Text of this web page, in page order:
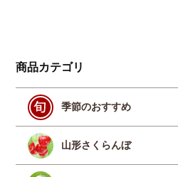
商品カテゴリ
季節のおすすめ
山形さくらんぼ